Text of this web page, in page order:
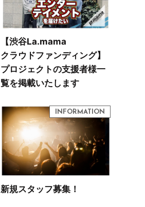
【渋谷La.mama
クラウドファンディング】
プロジェクトの支援者様一
覧を掲載いたします
新規スタッフ募集！